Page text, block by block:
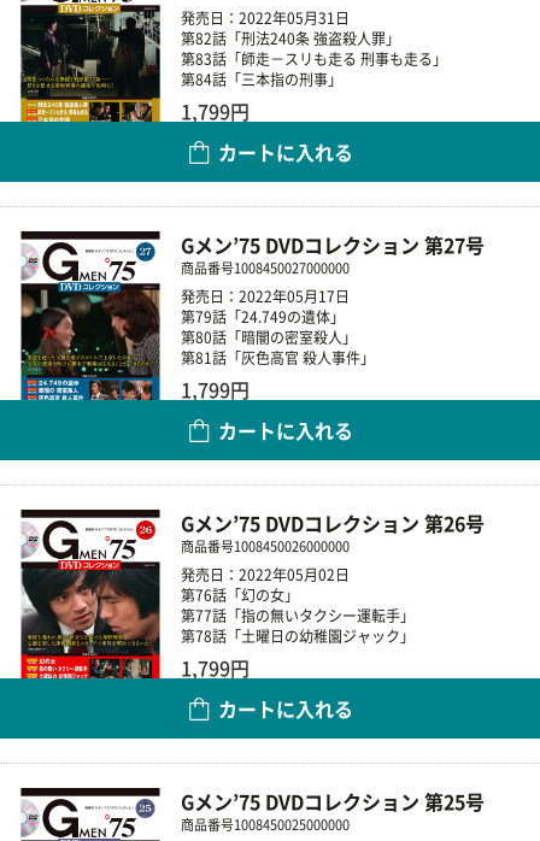
発売日：2022年05月31日
第82話「刑法240条 強盗殺人罪」
第83話「師走－スリも走る 刑事も走る」
第84話「三本指の刑事」
1,799円
カートに入れる
Gメン’75 DVDコレクション 第27号
商品番号1008450027000000
発売日：2022年05月17日
第79話「24.749の遺体」
第80話「暗闇の密室殺人」
第81話「灰色高官 殺人事件」
1,799円
カートに入れる
Gメン’75 DVDコレクション 第26号
商品番号1008450026000000
発売日：2022年05月02日
第76話「幻の女」
第77話「指の無いタクシー運転手」
第78話「土曜日の幼稚園ジャック」
1,799円
カートに入れる
Gメン’75 DVDコレクション 第25号
商品番号1008450025000000